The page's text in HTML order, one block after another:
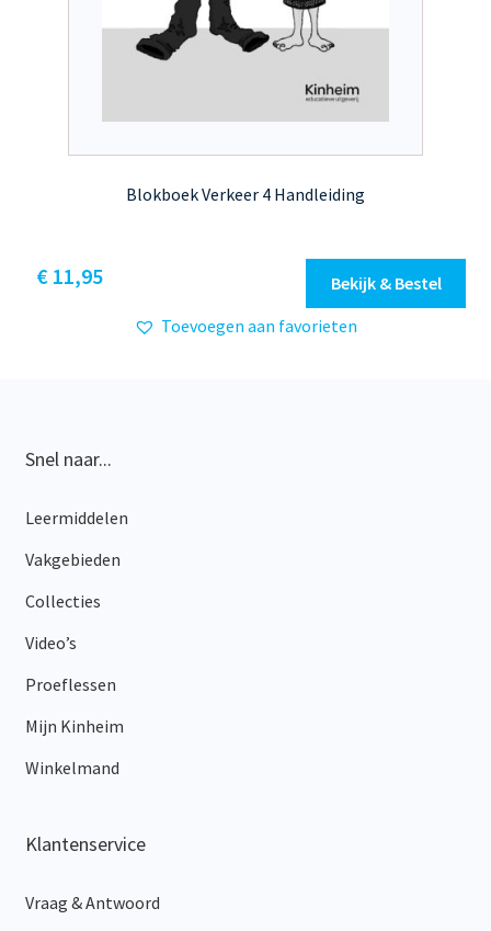
Blokboek Verkeer 4 Handleiding
€11,95
Bekijk & Bestel
Toevoegen aan favorieten
Snel naar...
Leermiddelen
Vakgebieden
Collecties
Video’s
Proeflessen
Mijn Kinheim
Winkelmand
Klantenservice
Vraag & Antwoord